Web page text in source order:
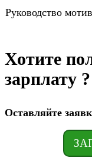
Руководство
Хотите
зарплату ?
Оставляйте